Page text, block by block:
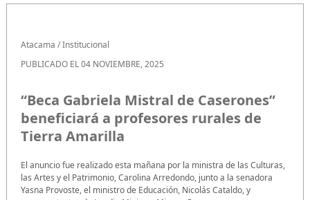
Atacama /Institucional
PUBLICADO EL 04 NOVIEMBRE, 2025
“Beca Gabriela Mistral de Caserones”
beneficiará a profesores rurales de
Tierra Amarilla
El anuncio fue realizado esta mañana por la ministra de las Culturas,
las Artes y el Patrimonio, Carolina Arredondo, junto a la senadora
Yasna Provoste, el ministro de Educación, Nicolás Cataldo, y